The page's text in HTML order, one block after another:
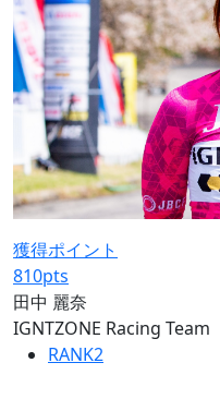
獲得ポイント
810pts
田中 麗奈
IGNTZONE Racing Team
RANK2